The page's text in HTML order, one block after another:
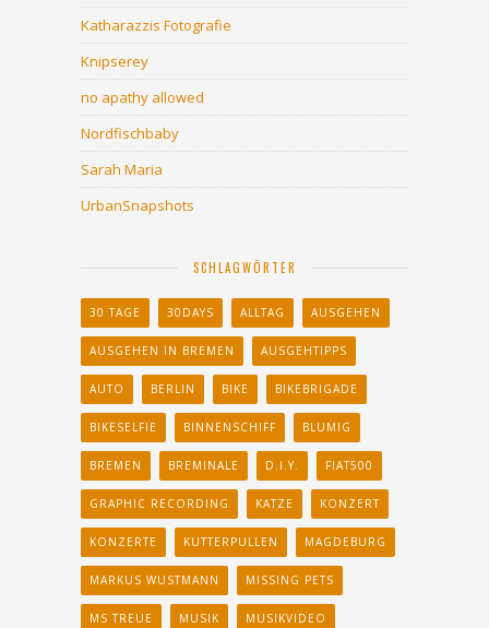
Katharazzis Fotografie
Knipserey
no apathy allowed
Nordfischbaby
Sarah Maria
UrbanSnapshots
SCHLAGWÖRTER
30 TAGE 30DAYS ALLTAG AUSGEHEN
AUSGEHEN IN BREMEN AUSGEHTIPPS
AUTO BERLIN BIKE BIKEBRIGADE
BIKESELFIE BINNENSCHIFF BLUMIG
BREMEN BREMINALE D.I.Y. FIAT500
GRAPHIC RECORDING KATZE KONZERT
KONZERTE KUTTERPULLEN MAGDEBURG
MARKUS WUSTMANN MISSING PETS
MS TREUE MUSIK MUSIKVIDEO